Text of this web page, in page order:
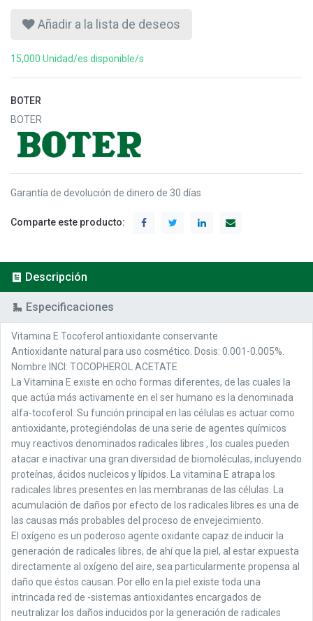
Añadir a la lista de deseos
15,000 Unidad/es disponible/s
BOTER
BOTER
Garantía de devolución de dinero de 30 días
Comparte este producto:
Descripción
Especificaciones
Vitamina E Tocoferol antioxidante conservante
Antioxidante natural para uso cosmético. Dosis: 0.001-0.005%.
Nombre INCI: TOCOPHEROL ACETATE
La Vitamina E existe en ocho formas diferentes, de las cuales la
que actúa más activamente en el ser humano es la denominada
alfa-tocoferol. Su función principal en las células es actuar como
antioxidante, protegiéndolas de una serie de agentes químicos
muy reactivos denominados radicales libres , los cuales pueden
atacar e inactivar una gran diversidad de biomoléculas, incluyendo
proteínas, ácidos nucleicos y lípidos. La vitamina E atrapa los
radicales libres presentes en las membranas de las células. La
acumulación de daños por efecto de los radicales libres es una de
las causas más probables del proceso de envejecimiento.
El oxígeno es un poderoso agente oxidante capaz de inducir la
generación de radicales libres, de ahí que la piel, al estar expuesta
directamente al oxígeno del aire, sea particularmente propensa al
daño que éstos causan. Por ello en la piel existe toda una
intrincada red de -sistemas antioxidantes encargados de
neutralizar los daños inducidos por la generación de radicales